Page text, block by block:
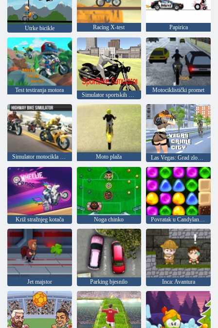
Utrke bicikle Racing X-test Papirica
Test testiranja motora
Simulator sportskih bicikala
Motociklistički promet
Simulator motocikla na autocesti Moto plaža
Križ stražnjeg kotača Noga chinko Povratak u Candyland 4: Vrt Lollipop
Jet majstor Parking bjesnilo Inca: Avantura